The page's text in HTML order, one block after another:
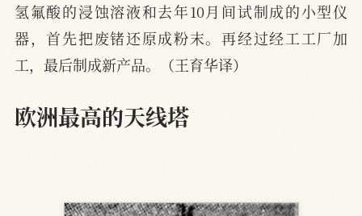
氢氟酸的浸蚀溶液和去年10月间试制成的小型仪
器，首先把废锗还原成粉末。再经过经工工厂加
工，最后制成新产品。（王育华译）
欧洲最高的天线塔